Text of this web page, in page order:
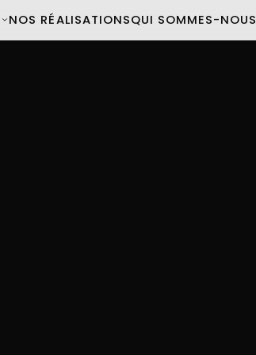
NOS RÉALISATIONSQUI SOMMES-NOUS